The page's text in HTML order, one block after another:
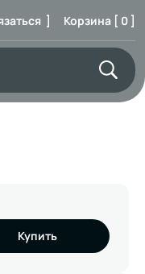
] Корзина [ 0 ]
Купить